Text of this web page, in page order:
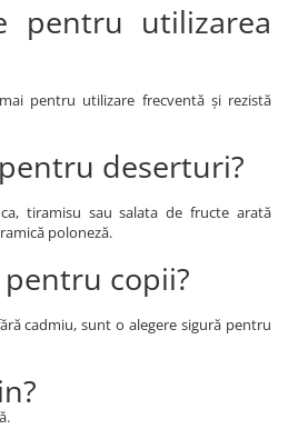
pentru utilizarea
pentru utilizare frecventă și rezistă
deserturi?
tiramisu sau salata de fructe arată
poloneză.
copii?
cadmiu, sunt o alegere sigură pentru